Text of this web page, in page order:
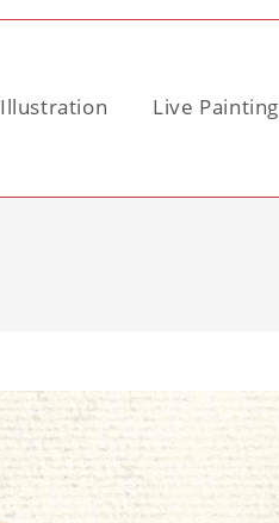
Illustration Live Painting